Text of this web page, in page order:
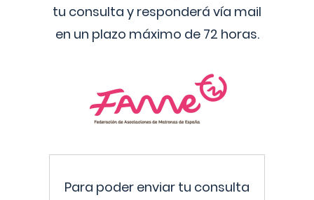
tu consulta y responderá vía mail
en un plazo máximo de 72 horas.
Para poder enviar tu consulta